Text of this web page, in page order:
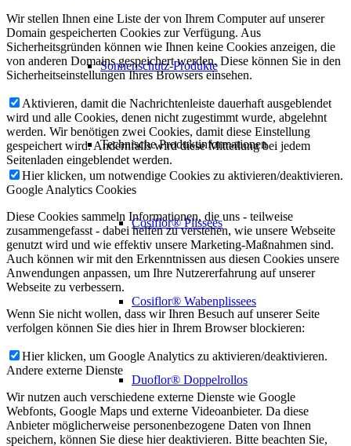
Sonnenschutz-Produkte
Technische Produktinformationen
Cosiflor® Plissees
Cosiflor® Wabenplissees
Duoflor® Doppelrollos
Wir stellen Ihnen eine Liste der von Ihrem Computer auf unserer
Domain gespeicherten Cookies zur Verfügung. Aus
Sicherheitsgründen können wie Ihnen keine Cookies anzeigen, die
von anderen Domains gespeichert werden. Diese können Sie in den
Sicherheitseinstellungen Ihres Browsers einsehen.
Aktivieren, damit die Nachrichtenleiste dauerhaft ausgeblendet
wird und alle Cookies, denen nicht zugestimmt wurde, abgelehnt
werden. Wir benötigen zwei Cookies, damit diese Einstellung
gespeichert wird. Andernfalls wird diese Mitteilung bei jedem
Seitenladen eingeblendet werden.
Hier klicken, um notwendige Cookies zu aktivieren/deaktivieren.
Google Analytics Cookies
Diese Cookies sammeln Informationen, die uns - teilweise
zusammengefasst - dabei helfen zu verstehen, wie unsere Webseite
genutzt wird und wie effektiv unsere Marketing-Maßnahmen sind.
Auch können wir mit den Erkenntnissen aus diesen Cookies unsere
Anwendungen anpassen, um Ihre Nutzererfahrung auf unserer
Webseite zu verbessern.
Wenn Sie nicht wollen, dass wir Ihren Besuch auf unserer Seite
verfolgen können Sie dies hier in Ihrem Browser blockieren:
Hier klicken, um Google Analytics zu aktivieren/deaktivieren.
Andere externe Dienste
Wir nutzen auch verschiedene externe Dienste wie Google
Webfonts, Google Maps und externe Videoanbieter. Da diese
Anbieter möglicherweise personenbezogene Daten von Ihnen
speichern, können Sie diese hier deaktivieren. Bitte beachten Sie,